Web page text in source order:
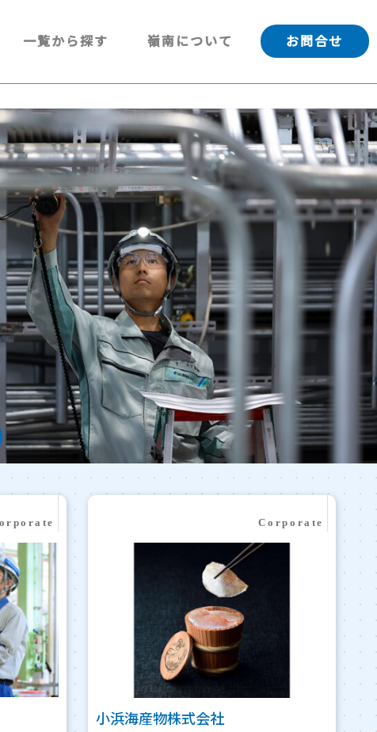
一覧から探す 嶺南について お問合せ
小浜海産物株式会社